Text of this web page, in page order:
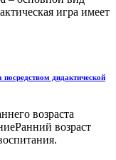
игра имеет
посредством дидактической
возраста
возраст